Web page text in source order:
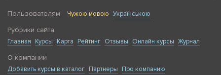
Пользователям Чужою мовою Українською
Рубрики сайта
Главная Курсы Карта Рейтинг Отзывы Онлайн курсы Журнал
О компании
Добавить курсы в каталог Партнеры
Про компанию